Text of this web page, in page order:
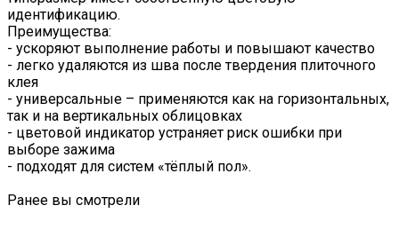
идентификацию.
Преимущества:
- ускоряют выполнение работы и повышают качество
- легко удаляются из шва после твердения плиточного
клея
- универсальные – применяются как на горизонтальных,
так и на вертикальных облицовках
- цветовой индикатор устраняет риск ошибки при
выборе зажима
- подходят для систем «тёплый пол».
Ранее вы смотрели